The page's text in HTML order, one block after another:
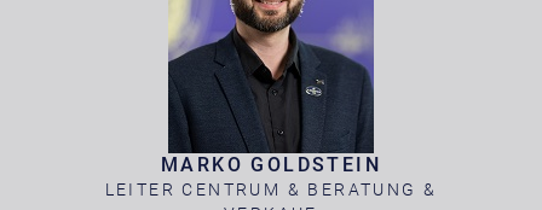
MARKO GOLDSTEIN
LEITER CENTRUM & BERATUNG &